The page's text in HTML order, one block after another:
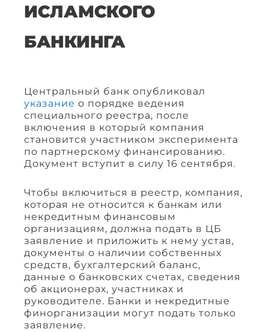
ИСЛАМСКОГО
БАНКИНГА
Центральный банк опубликовал
указание о порядке ведения
специального реестра, после
включения в который компания
становится участником эксперимента
по партнерскому финансированию.
Документ вступит в силу 16 сентября.
Чтобы включиться в реестр, компания,
которая не относится к банкам или
некредитным финансовым
организациям, должна подать в ЦБ
заявление и приложить к нему устав,
документы о наличии собственных
средств, бухгалтерский баланс,
данные о банковских счетах, сведения
об акционерах, участниках и
руководителе. Банки и некредитные
финорганизации могут подать только
заявление.